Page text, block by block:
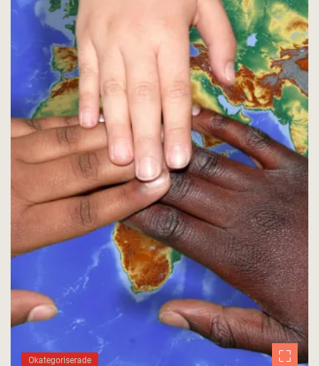
Okategoriserade